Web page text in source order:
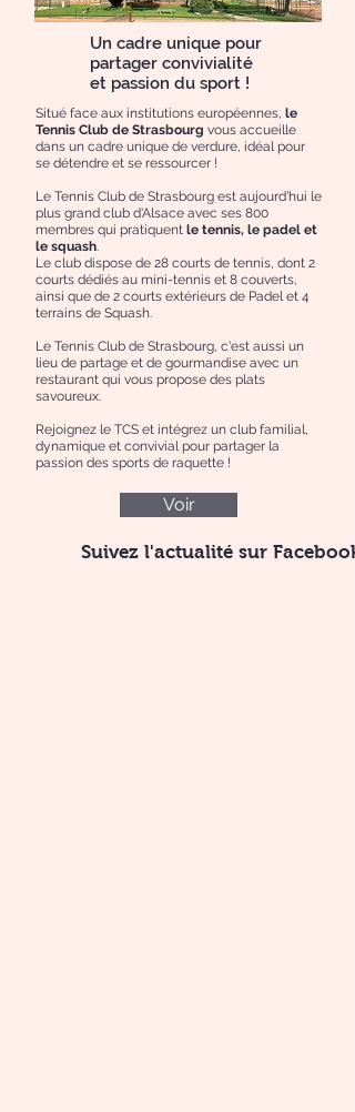
Un cadre unique pour
partager convivialité
et passion du sport !
Situé face aux institutions européennes, le
Tennis Club de Strasbourg vous accueille
dans un cadre unique de verdure, idéal pour
se détendre et se ressourcer !
Le Tennis Club de Strasbourg est aujourd'hui le
plus grand club d'Alsace avec ses 800
membres qui pratiquent le tennis, le padel et
le squash
Le club dispose de 28 courts de tennis, dont 2
courts dédiés au mini-tennis et 8 couverts,
ainsi que de 2 courts extérieurs de Padel et 4
terrains de Squash.
Le Tennis Club de Strasbourg, c'est aussi un
lieu de partage et de gourmandise avec un
restaurant qui vous propose des plats
savoureux.
Rejoignez le TCS et intégrez un club familial,
dynamique et convivial pour partager la
passion des sports de raquette !
Voir
Suivez l'actualité sur Facebook